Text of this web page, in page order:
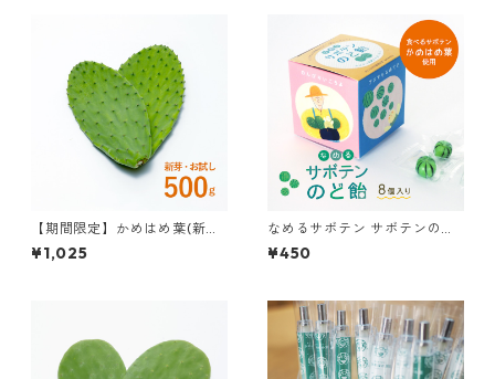
【期間限定】かめはめ葉(新芽
限定・お試し500g・ゆうパケ
ット発送)
¥1,025
なめるサボテン サボテンのど
飴
¥450